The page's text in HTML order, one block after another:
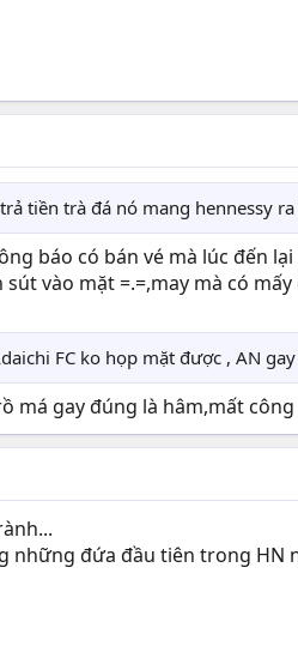
tiền trà đá nó mang hennessy
báo có bán vé mà lúc đến
sút vào mặt =.=,may mà có
FC ko họp mặt được , AN
má gay đúng là hâm,mất
những đứa đầu tiên trong HN